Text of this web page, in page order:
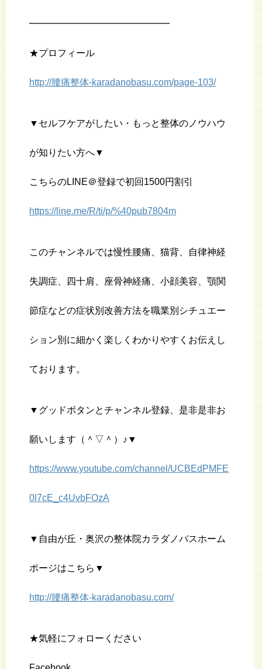
━━━━━━━━━━━━━━━
★プロフィール
http://腰痛整体-karadanobasu.com/page-103/
▼セルフケアがしたい・もっと整体のノウハウ
が知りたい方へ▼
こちらのLINE＠登録で初回1500円割引
https://line.me/R/ti/p/%40pub7804m
このチャンネルでは慢性腰痛、猫背、自律神経
失調症、四十肩、座骨神経痛、小顔美容、顎関
節症などの症状別改善方法を職業別シチュエー
ション別に細かく楽しくわかりやすくお伝えし
ております。
▼グッドボタンとチャンネル登録、是非是非お
願いします（＾▽＾）♪▼
https://www.youtube.com/channel/UCBEdPMFE
0l7cE_c4UvbFOzA
▼自由が丘・奥沢の整体院カラダノバスホーム
ポージはこちら▼
http://腰痛整体-karadanobasu.com/
★気軽にフォローください